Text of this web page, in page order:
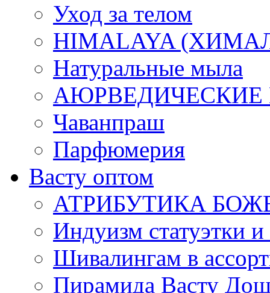
Уход за телом
HIMALAYA
Натуральные мыла
Чаванпраш
Парфюмерия
Васту оптом
АТРИБУТИКА
Индуизм статуэтки
Шивалингам в
Пирамида Васту